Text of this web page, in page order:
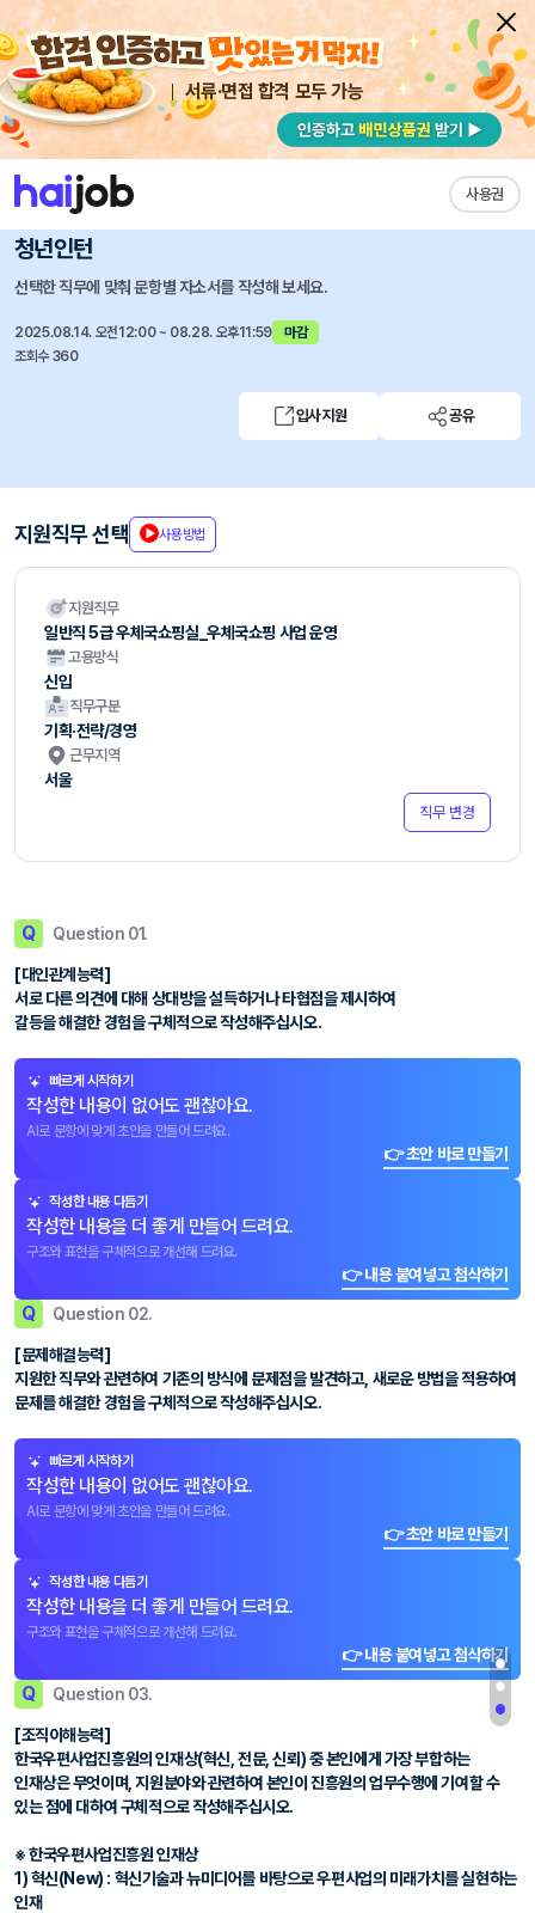
서류·면접 합격 모두 가능
사용권
채용공고 자소서 자유항목 자소서 내 작성목록
한국우편사업진흥원
신규직원 채용공고 일반직, 기술직, 전문직(특수), 계약직,
청년인턴
선택한 직무에 맞춰 문항별 자소서를 작성해 보세요.
2025.08.14. 오전12:00 ~ 08.28. 오후11:59
마감
조회수 360
입사지원 공유
지원직무 선택 사용방법
지원직무
일반직 5급 우체국쇼핑실_우체국쇼핑 사업 운영
고용방식
신입
직무구분
기획·전략/경영
근무지역
서울
직무 변경
Q Question 01.
[대인관계능력]
서로 다른 의견에 대해 상대방을 설득하거나 타협점을 제시하여
갈등을 해결한 경험을 구체적으로 작성해주십시오.
빠르게 시작하기
작성한 내용이 없어도 괜찮아요.
AI로 문항에 맞게 초안을 만들어 드려요.
👉 초안 바로 만들기
작성한 내용 다듬기
작성한 내용을 더 좋게 만들어 드려요.
구조와 표현을 구체적으로 개선해 드려요.
👉 내용 붙여넣고 첨삭하기
Q Question 02.
[문제해결능력]
지원한 직무와 관련하여 기존의 방식에 문제점을 발견하고, 새로운 방법을 적용하여
문제를 해결한 경험을 구체적으로 작성해주십시오.
빠르게 시작하기
작성한 내용이 없어도 괜찮아요.
AI로 문항에 맞게 초안을 만들어 드려요.
👉 초안 바로 만들기
작성한 내용 다듬기
작성한 내용을 더 좋게 만들어 드려요.
구조와 표현을 구체적으로 개선해 드려요.
👉 내용 붙여넣고 첨삭하기
Q Question 03.
[조직이해능력]
한국우편사업진흥원의 인재상(혁신, 전문, 신뢰) 중 본인에게 가장 부합하는
인재상은 무엇이며, 지원분야와 관련하여 본인이 진흥원의 업무수행에 기여할 수
있는 점에 대하여 구체적으로 작성해주십시오.
※ 한국우편사업진흥원 인재상
1) 혁신(New) : 혁신기술과 뉴미디어를 바탕으로 우편사업의 미래가치를 실현하는
인재